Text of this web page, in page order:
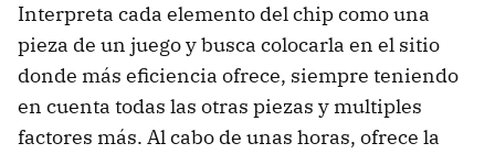
Interpreta cada elemento del chip como una
pieza de un juego y busca colocarla en el sitio
donde más eficiencia ofrece, siempre teniendo
en cuenta todas las otras piezas y multiples
factores más. Al cabo de unas horas, ofrece la